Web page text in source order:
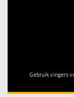
Gebruik vingers